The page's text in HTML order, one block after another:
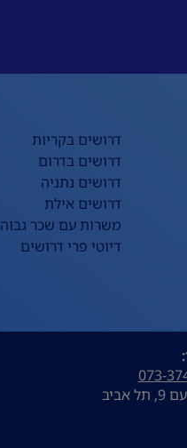
דרושים בקריות
דרושים בדרום
דרושים נתניה
דרושים אילת
משרות עם שכר גבוה
דיוטי פרי דרושים
073-